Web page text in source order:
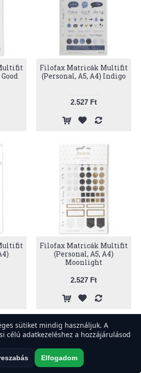
Filofax Matricák Multifit
(Personal, A5, A4) Indigo
2.527 Ft
Filofax Matricák Multifit
(Personal, A5, A4)
Moonlight
2.527 Ft
sütiket mindig használjuk. A
célú adatkezeléshez a hozzájárulásod
Elfogadom
a felhasználói élmény javítása érdekében.
Elfogadod a sütiket?
Elfogadom Elutasítom